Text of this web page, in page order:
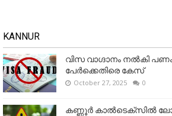
KANNUR
വിസ വാഗ്ദാനം നൽകി പണം
പേർക്കെതിരെ കേസ്
October 27, 2025 0
കണ്ണൂര്‍ കാല്‍ടെക്‌സില്‍